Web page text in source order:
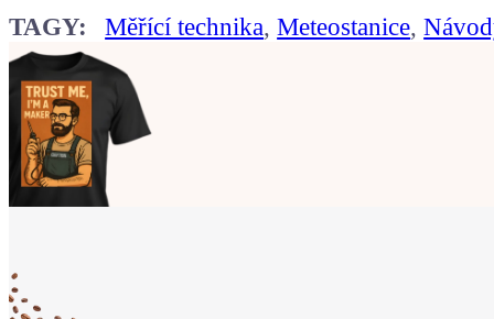
TAGY: Měřící technika,Meteostanice,
že jsi Maker!